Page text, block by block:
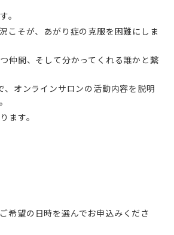
。
こそが、あがり症の克服を困難にしま
仲間、そして分かってくれる誰かと繋
、オンラインサロンの活動内容を説明
ます。
希望の日時を選んでお申込みくださ